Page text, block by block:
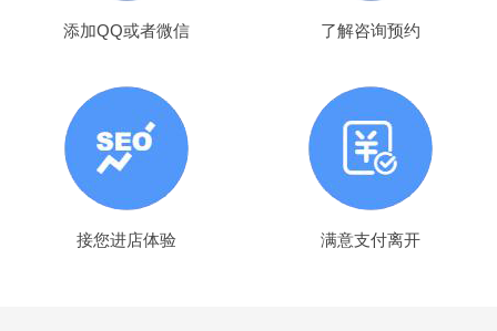
添加QQ或者微信 了解咨询预约
接您进店体验 满意支付离开